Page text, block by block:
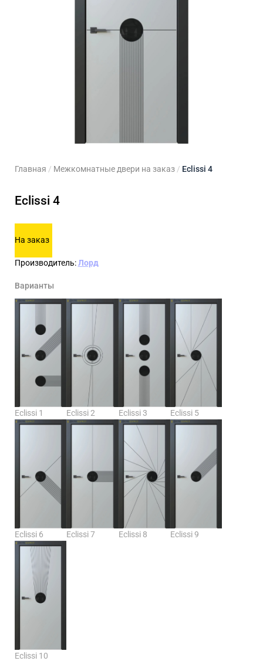
Для кухни
Главная / Межкомнатные двери на заказ / Eclissi 4
Eclissi 4
На заказ
Производитель:Лорд
Варианты
Eclissi 1 Eclissi 2 Eclissi 3 Eclissi 5
Eclissi 6 Eclissi 7 Eclissi 8 Eclissi 9
Eclissi 10